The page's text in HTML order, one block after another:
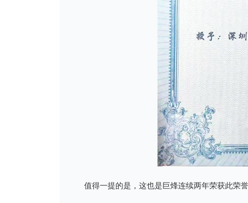
值得一提的是，这也是巨烽连续两年荣获此荣